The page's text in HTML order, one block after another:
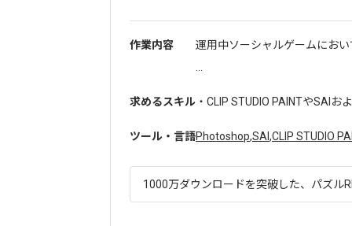
作業内容
運用中ソーシャルゲームにお
求めるスキル ・CLIP STUDIO PAINTやSAI
ツール・言語Photoshop,SAI ,CLIP STUDIO
1000万ダウンロードを突破した、パズル